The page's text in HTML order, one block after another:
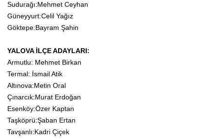
Sudurağı:Mehmet Ceyhan
Güneyyurt:Celil Yağız
Göktepe:Bayram Şahin
YALOVA İLÇE ADAYLARI:
Armutlu: Mehmet Birkan
Termal: İsmail Atik
Altınova:Metin Oral
Çınarcık:Murat Erdoğan
Esenköy:Özer Kaptan
Taşköprü:Şaban Ertan
Tavşanlı:Kadri Çiçek